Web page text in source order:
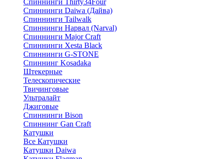
Спиннинги Thirty34Four
Спиннинги Daiwa (Дайва)
Спиннинги Tailwalk
Спиннинги Нарвал (Narval)
Спиннинги Major Craft
Спиннинги Xesta Black
Спиннинги G-STONE
Спиннинг Kosadaka
Штекерные
Телескопические
Твичинговые
Ультралайт
Джиговые
Спиннинги Bison
Спиннинг Gan Craft
Катушки
Все Катушки
Катушки Daiwa